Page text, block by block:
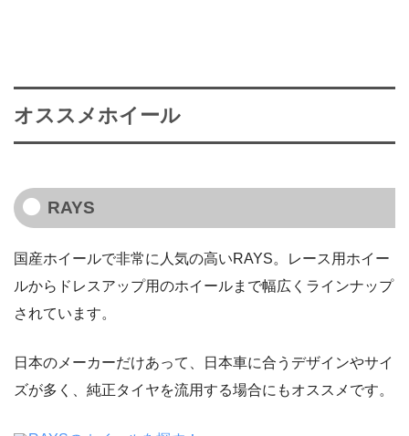
オススメホイール
RAYS
国産ホイールで非常に人気の高いRAYS。レース用ホイー
ルからドレスアップ用のホイールまで幅広くラインナップ
されています。
日本のメーカーだけあって、日本車に合うデザインやサイ
ズが多く、純正タイヤを流用する場合にもオススメです。